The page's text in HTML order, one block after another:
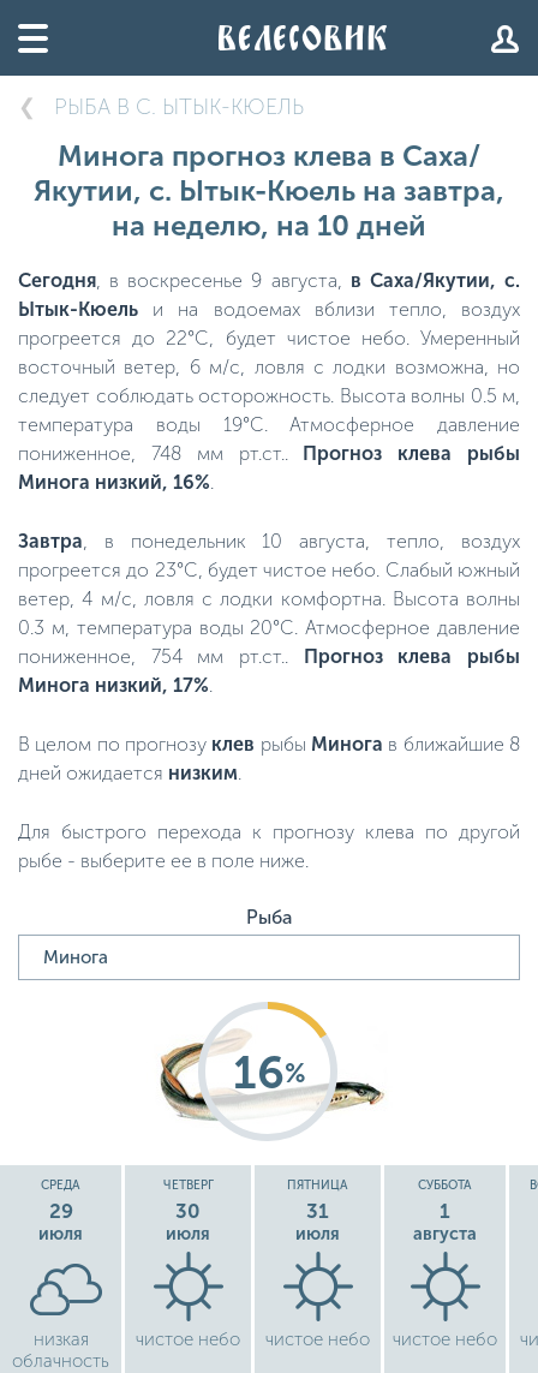
РЫБА В С. ЫТЫК-КЮЕЛЬ
Минога прогноз клева в Саха/
Якутии, с. Ытык-Кюель на завтра,
на неделю, на 10 дней
Сегодня, в воскресенье 9 августа, в Саха/Якутии, с.
Ытык-Кюель и на водоемах вблизи тепло, воздух
прогреется до 22°C, будет чистое небо. Умеренный
восточный ветер, 6 м/с, ловля с лодки возможна, но
следует соблюдать осторожность. Высота волны 0.5 м,
температура воды 19°C. Атмосферное давление
пониженное, 748 мм рт.ст.. Прогноз клева рыбы
Минога низкий, 16%.
Завтра, в понедельник 10 августа, тепло, воздух
прогреется до 23°C, будет чистое небо. Слабый южный
ветер, 4 м/с, ловля с лодки комфортна. Высота волны
0.3 м, температура воды 20°C. Атмосферное давление
пониженное, 754 мм рт.ст.. Прогноз клева рыбы
Минога низкий, 17%.
В целом по прогнозу клев рыбы Минога в ближайшие 8
дней ожидается низким.
Для быстрого перехода к прогнозу клева по другой
рыбе - выберите ее в поле ниже.
Рыба
16%
СРЕДА
29
июля
низкая
облачность
ЧЕТВЕРГ
30
июля
чистое небо
ПЯТНИЦА
31
июля
чистое небо
СУББОТА
1
августа
чистое небо